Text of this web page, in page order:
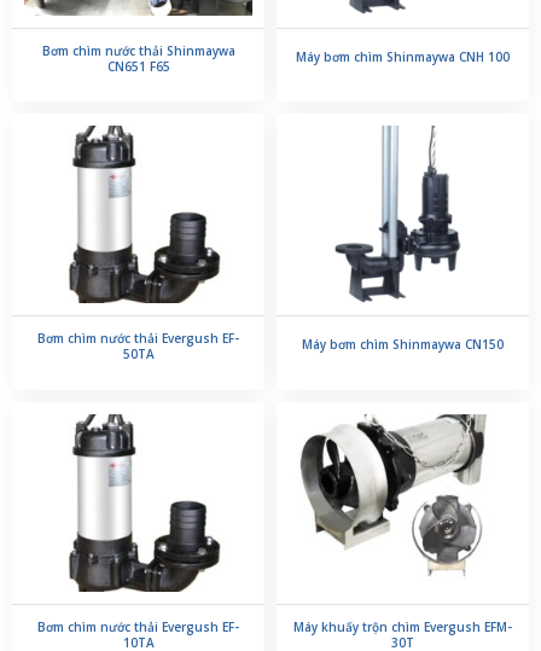
Bơm chìm nước thải Shinmaywa
CN651 F65
Máy bơm chìm Shinmaywa CNH 100
Bơm chìm nước thải Evergush EF-
50TA
Máy bơm chìm Shinmaywa CN150
Bơm chìm nước thải Evergush EF-
10TA
Máy khuấy trộn chìm Evergush EFM-
30T